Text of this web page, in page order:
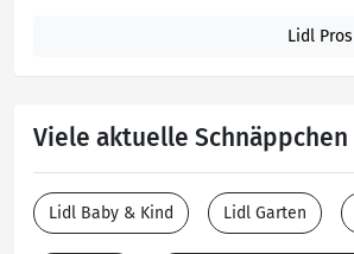
Lidl
Viele aktuelle
Lidl Baby & Kind Lidl Garten